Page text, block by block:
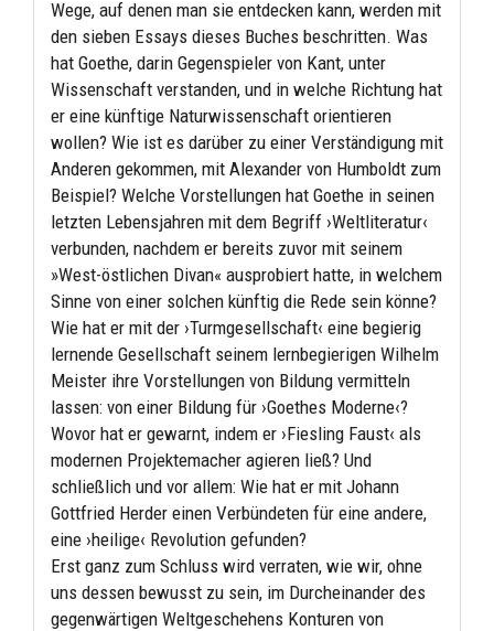
Wege, auf denen man sie entdecken kann, werden mit
den sieben Essays dieses Buches beschritten. Was
hat Goethe, darin Gegenspieler von Kant, unter
Wissenschaft verstanden, und in welche Richtung hat
er eine künftige Naturwissenschaft orientieren
wollen? Wie ist es darüber zu einer Verständigung mit
Anderen gekommen, mit Alexander von Humboldt zum
Beispiel? Welche Vorstellungen hat Goethe in seinen
letzten Lebensjahren mit dem Begriff ›Weltliteratur‹
verbunden, nachdem er bereits zuvor mit seinem
»West-östlichen Divan« ausprobiert hatte, in welchem
Sinne von einer solchen künftig die Rede sein könne?
Wie hat er mit der ›Turmgesellschaft‹ eine begierig
lernende Gesellschaft seinem lernbegierigen Wilhelm
Meister ihre Vorstellungen von Bildung vermitteln
lassen: von einer Bildung für ›Goethes Moderne‹?
Wovor hat er gewarnt, indem er ›Fiesling Faust‹ als
modernen Projektemacher agieren ließ? Und
schließlich und vor allem: Wie hat er mit Johann
Gottfried Herder einen Verbündeten für eine andere,
eine ›heilige‹ Revolution gefunden?
Erst ganz zum Schluss wird verraten, wie wir, ohne
uns dessen bewusst zu sein, im Durcheinander des
gegenwärtigen Weltgeschehens Konturen von